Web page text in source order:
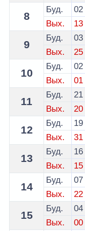
8
Буд. 02
Вых.
13
9
Буд. 03
Вых.
25
10
Буд.
02
Вых.
01
11
Буд.
21
Вых.
20
12
Буд.
19
Вых.
31
13
Буд. 16
Вых.
15
14
Буд. 07
Вых.
22
15
Буд. 04
Вых.
00